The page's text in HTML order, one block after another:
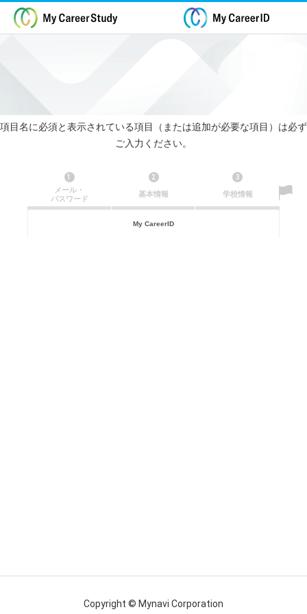
項目名に必須と表示されている項目（または追加が必要な項目）は必ず
ご入力ください。
1
メール・
パスワード
2
基本情報
3
学校情報
My CareerID
Copyright © Mynavi Corporation